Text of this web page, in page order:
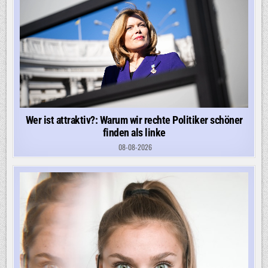
Wer ist attraktiv?: Warum wir rechte Politiker schöner
finden als linke
08-08-2026